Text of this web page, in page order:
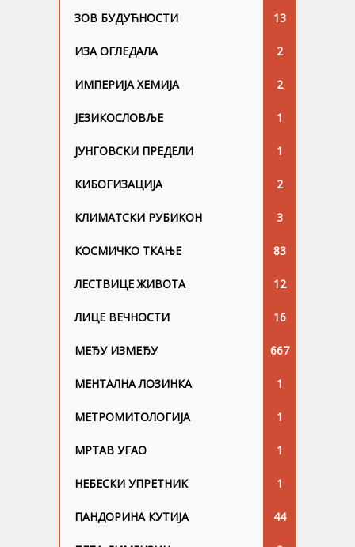
ЗОВ БУДУЋНОСТИ 13
ИЗА ОГЛЕДАЛА 2
ИМПЕРИЈА ХЕМИЈА 2
ЈЕЗИКОСЛОВЉЕ 1
ЈУНГОВСKИ ПРЕДЕЛИ 1
КИБОГИЗАЦИЈА 2
КЛИМАТСКИ РУБИКОН 3
КОСМИЧКО ТКАЊЕ 83
ЛЕСТВИЦЕ ЖИВОТА 12
ЛИЦЕ ВЕЧНОСТИ 16
МЕЂУ ИЗМЕЂУ 667
МЕНТАЛНА ЛОЗИНКА 1
МЕТРОМИТОЛОГИЈА 1
МРТАВ УГАО 1
НЕБЕСКИ УПРЕТНИК 1
ПАНДОРИНА КУТИЈА 44